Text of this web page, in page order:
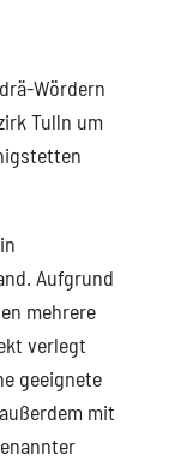
Wördern
Tulln um
Aufgrund
mehrere
verlegt
geeignete
mit